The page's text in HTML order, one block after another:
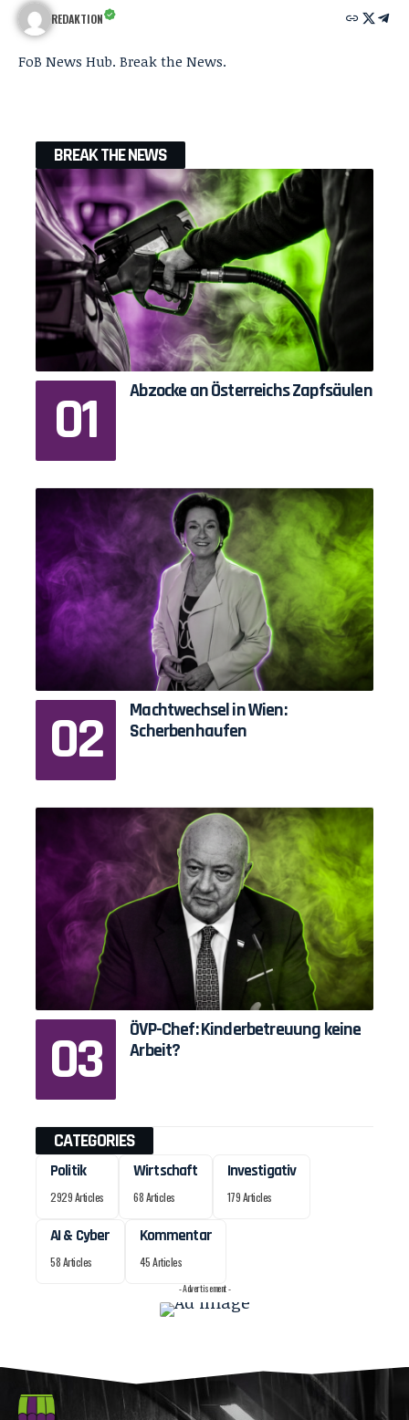
REDAKTION
FoB News Hub. Break the News.
BREAK THE NEWS
Abzocke an Österreichs Zapfsäulen
Machtwechsel in Wien:
Scherbenhaufen
ÖVP-Chef: Kinderbetreuung keine
Arbeit?
CATEGORIES
Politik
2929 Articles
Wirtschaft
68 Articles
Investigativ
179 Articles
AI & Cyber
58 Articles
Kommentar
45 Articles
- Advertisement -